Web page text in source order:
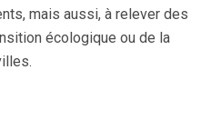
mais aussi, à relever des
écologique ou de la